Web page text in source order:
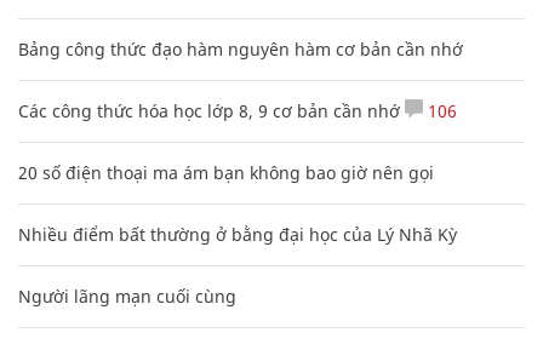
Bảng công thức đạo hàm nguyên hàm cơ bản cần nhớ
Các công thức hóa học lớp 8, 9 cơ bản cần nhớ 106
20 số điện thoại ma ám bạn không bao giờ nên gọi
Nhiều điểm bất thường ở bằng đại học của Lý Nhã Kỳ
Người lãng mạn cuối cùng